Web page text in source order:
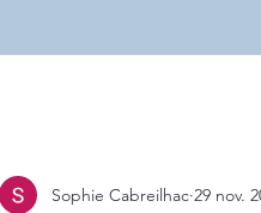
Sophie Cabreilhac 29 nov.